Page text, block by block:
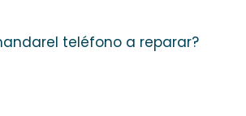
teléfono a reparar?